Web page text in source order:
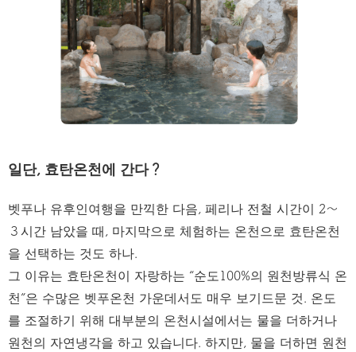
일단, 효탄온천에 간다？
벳푸나 유후인여행을 만끽한 다음, 페리나 전철 시간이 2〜
３시간 남았을 때, 마지막으로 체험하는 온천으로 효탄온천
을 선택하는 것도 하나.
그 이유는 효탄온천이 자랑하는 “순도100%의 원천방류식 온
천”은 수많은 벳푸온천 가운데서도 매우 보기드문 것. 온도
를 조절하기 위해 대부분의 온천시설에서는 물을 더하거나
원천의 자연냉각을 하고 있습니다. 하지만, 물을 더하면 원천